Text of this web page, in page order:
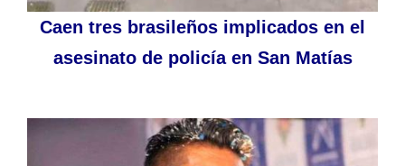
Caen tres brasileños implicados en el
asesinato de policía en San Matías